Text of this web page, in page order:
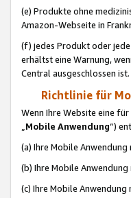
(e) Produkte ohne
Amazon-Webseite in
(f) jedes Produkt oder
erhältst eine Warnung,
Central ausgeschlossen ist.
Richtlinie für
Wenn Ihre Website eine
„Mobile Anwendung“)
(a) Ihre Mobile
(b) Ihre Mobile
(c) Ihre Mobile